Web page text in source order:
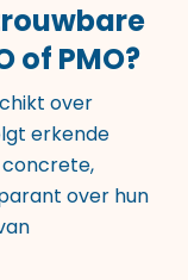
of PMO?
over
erkende
over hun